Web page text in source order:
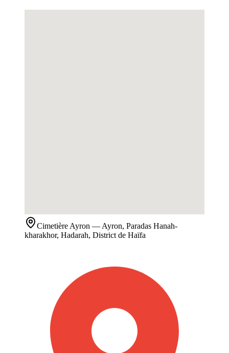
Cimetière Ayron — Ayron, Paradas Hanah-
kharakhor, Hadarah, District de Haïfa